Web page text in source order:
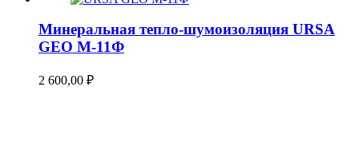
Минеральная тепло-шумоизоляция URSA
GEO М-11Ф
2 600,00 ₽